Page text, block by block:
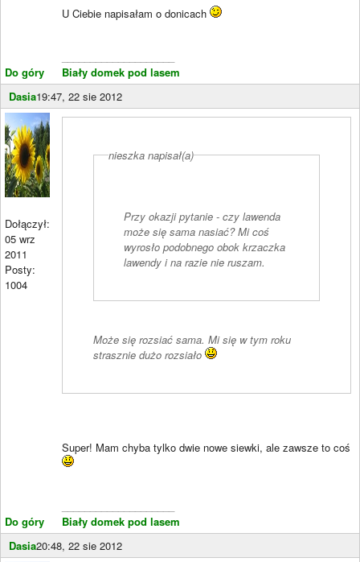
Do góry
U Ciebie napisałam o donicach
Biały domek pod lasem
Dasia19:47, 22 sie 2012
Dołączył:
05 wrz
2011
Posty:
1004
Do góry
nieszka napisał(a)
Przy okazji pytanie - czy lawenda
może się sama nasiać? Mi coś
wyrosło podobnego obok krzaczka
lawendy i na razie nie ruszam.
Może się rozsiać sama. Mi się w tym roku
strasznie dużo rozsiało
Super! Mam chyba tylko dwie nowe siewki, ale zawsze to coś
Biały domek pod lasem
Dasia20:48, 22 sie 2012